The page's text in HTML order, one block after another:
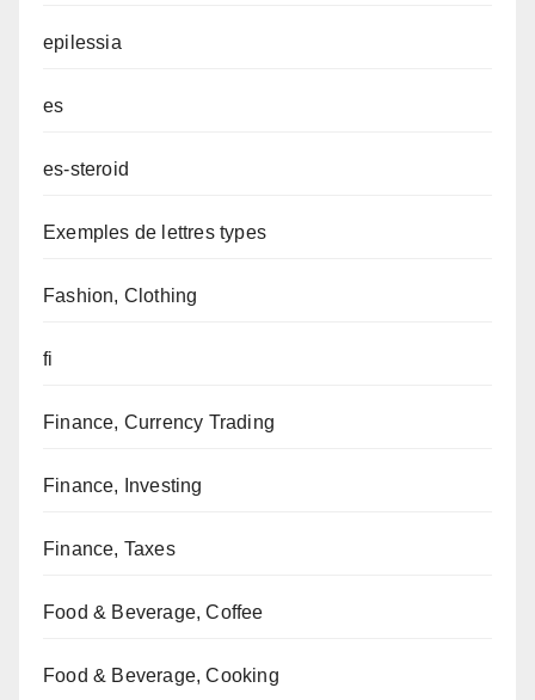
epilessia
es
es-steroid
Exemples de lettres types
Fashion, Clothing
fi
Finance, Currency Trading
Finance, Investing
Finance, Taxes
Food & Beverage, Coffee
Food & Beverage, Cooking